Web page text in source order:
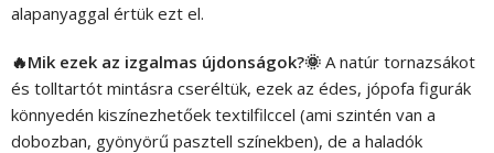
alapanyaggal értük ezt el.
🔥Mik ezek az izgalmas újdonságok?🌞 A natúr tornazsákot
és tolltartót mintásra cseréltük, ezek az édes, jópofa figurák
könnyedén kiszínezhetőek textilfilccel (ami szintén van a
dobozban, gyönyörű pasztell színekben), de a haladók